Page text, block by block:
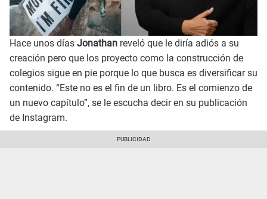
Hace unos días Jonathan reveló que le diría adiós a su
creación pero que los proyecto como la construcción de
colegios sigue en pie porque lo que busca es diversificar su
contenido. “Este no es el fin de un libro. Es el comienzo de
un nuevo capítulo”, se le escucha decir en su publicación
de Instagram.